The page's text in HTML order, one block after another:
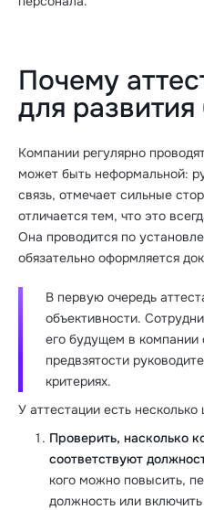
Почему
для развития
Компании регулярно
может быть неформальной:
связь, отмечает сильные
отличается тем, что это
Она проводится по
обязательно оформляется
В первую очередь
объективности.
его будущем в компании
предвзятости
критериях.
У аттестации есть несколько
Проверить, насколько
соответствуют
кого можно повысить,
должность или